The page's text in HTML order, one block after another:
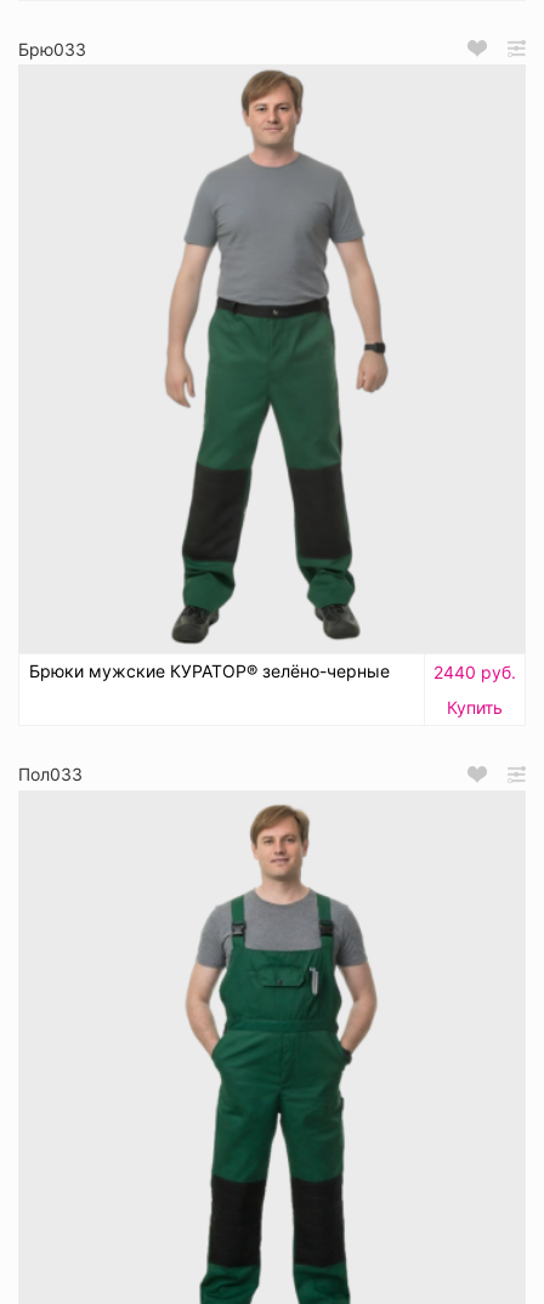
Брю033
Брюки мужские КУРАТОР® зелёно-черные
2440 руб.
Купить
Пол033